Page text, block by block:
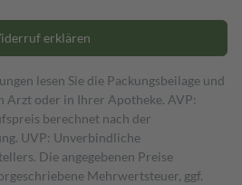
erklären
lesen Sie die Packungsbeilage und
Arzt oder in Ihrer Apotheke. AVP:
berechnet nach der
UVP: Unverbindliche
Die angegebenen Preise
Mehrwertsteuer, ggf.